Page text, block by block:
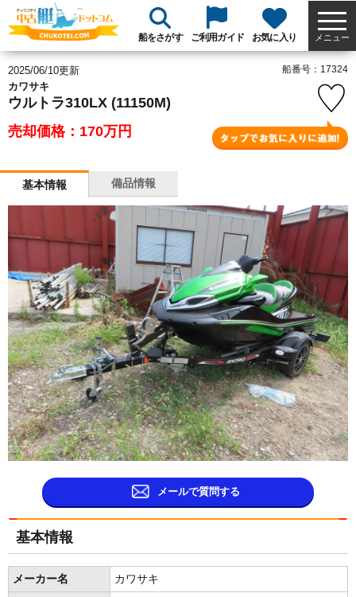
船をさがす ご利用ガイド お気に入り メニュー
2025/06/10更新
カワサキ
ウルトラ310LX (11150M)
売却価格：170万円
船番号：17324
基本情報 備品情報
メールで質問する
基本情報
メーカー名 カワサキ